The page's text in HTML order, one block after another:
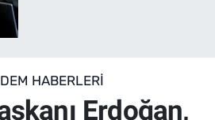
HABERLERI
Erdoğan,